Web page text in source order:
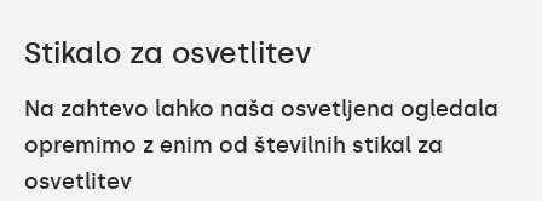
Stikalo za osvetlitev
Na zahtevo lahko naša osvetljena ogledala
opremimo z enim od številnih stikal za
osvetlitev